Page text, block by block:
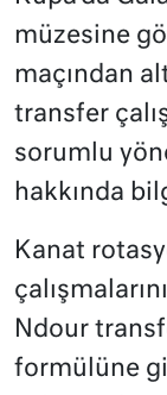
müzesine
maçından
transfer
sorumlu
hakkında
Kanat
Ndour
formülüne